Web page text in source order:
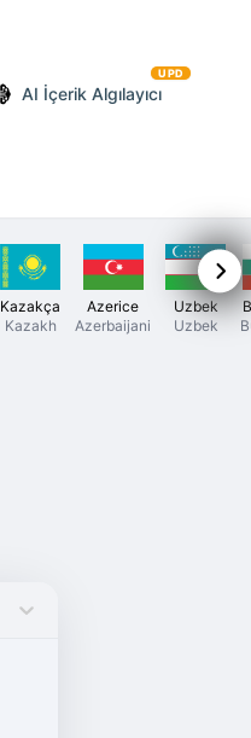
AI İçerik Algılayıcı
UPD
Kazakça
Kazakh
Azerice
Azerbaijani
Uzbek
Uzbek